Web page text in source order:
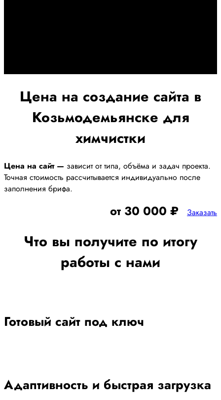
Цена на создание сайта в
Козьмодемьянске для
химчистки
Цена на сайт — зависит от типа, объёма и задач проекта.
Точная стоимость рассчитывается индивидуально после
заполнения брифа.
от 30 000 ₽ Заказать
Что вы получите по итогу
работы с нами
Готовый сайт под ключ
Адаптивность и быстрая загрузка